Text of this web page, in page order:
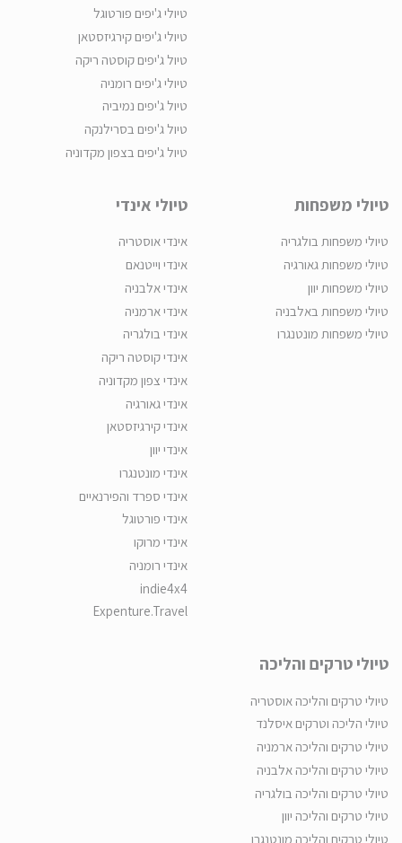
טיולי ג'יפים פורטוגל
טיולי ג'יפים קירגיזסטאן
טיול ג'יפים קוסטה ריקה
טיולי ג'יפים רומניה
טיול ג'יפים נמיביה
טיול ג'יפים בסרילנקה
טיול ג'יפים בצפון מקדוניה
טיולי משפחות
טיולי משפחות בולגריה
טיולי משפחות גאורגיה
טיולי משפחות יוון
טיולי משפחות באלבניה
טיולי משפחות מונטנגרו
טיולי אינדי
אינדי אוסטריה
אינדי וייטנאם
אינדי אלבניה
אינדי ארמניה
אינדי בולגריה
אינדי קוסטה ריקה
אינדי צפון מקדוניה
אינדי גאורגיה
אינדי קירגיזסטאן
אינדי יוון
אינדי מונטנגרו
אינדי ספרד והפירנאיים
אינדי פורטוגל
אינדי מרוקו
אינדי רומניה
indie4x4
Expenture.Travel
טיולי טרקים והליכה
טיולי טרקים והליכה אוסטריה
טיולי הליכה וטרקים איסלנד
טיולי טרקים והליכה ארמניה
טיולי טרקים והליכה אלבניה
טיולי טרקים והליכה בולגריה
טיולי טרקים והליכה יוון
טיולי טרקים והליכה מונטנגרו